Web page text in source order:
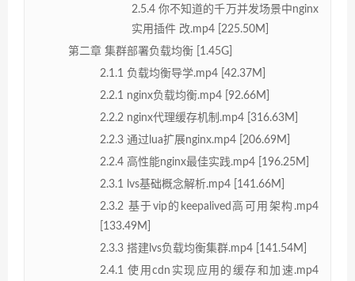
2.5.4 你不知道的千万并发场景中nginx
实用插件 改.mp4 [225.50M]
第二章 集群部署负载均衡 [1.45G]
2.1.1 负载均衡导学.mp4 [42.37M]
2.2.1 nginx负载均衡.mp4 [92.66M]
2.2.2 nginx代理缓存机制.mp4 [316.63M]
2.2.3 通过lua扩展nginx.mp4 [206.69M]
2.2.4 高性能nginx最佳实践.mp4 [196.25M]
2.3.1 lvs基础概念解析.mp4 [141.66M]
2.3.2 基于vip的keepalived高可用架构.mp4
[133.49M]
2.3.3 搭建lvs负载均衡集群.mp4 [141.54M]
2.4.1 使用cdn实现应用的缓存和加速.mp4